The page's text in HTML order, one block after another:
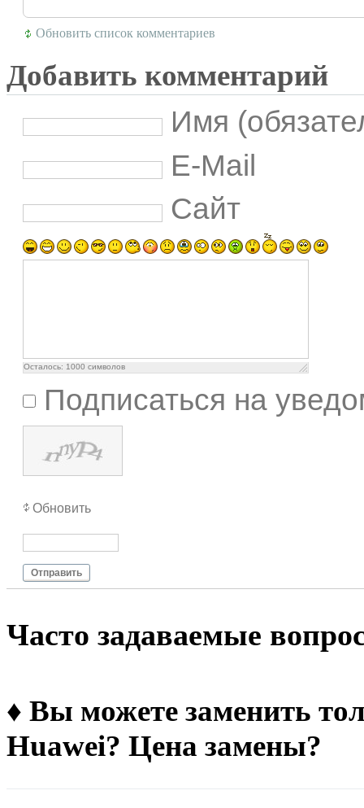
Обновить список комментариев
Добавить комментарий
Имя
E-Mail
Сайт
Осталось: 1000 символов
Подписаться на
Обновить
Отправить
Чacтo зaдaвaeмыe
♦ Вы можете заменить
Huawei? Цена замены?